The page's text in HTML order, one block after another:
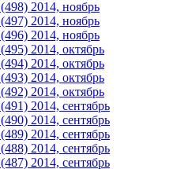
2014, ноябрь
2014, ноябрь
2014, ноябрь
2014, октябрь
2014, октябрь
2014, октябрь
2014, октябрь
2014, сентябрь
2014, сентябрь
2014, сентябрь
2014, сентябрь
2014, сентябрь